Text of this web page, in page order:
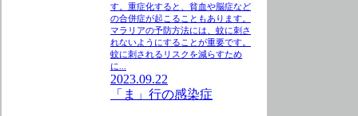
す。重症化すると、貧血や脳症など
の合併症が起こることもあります。
マラリアの予防方法には、蚊に刺さ
れないようにすることが重要です。
蚊に刺されるリスクを減らすため
に...
2023.09.22
「ま」行の感染症